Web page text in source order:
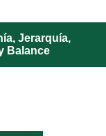
Jerarquía,
Balance